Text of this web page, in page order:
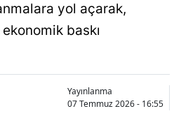
yol açarak,
baskı
Yayınlanma
07 Temmuz 2026 - 16:55